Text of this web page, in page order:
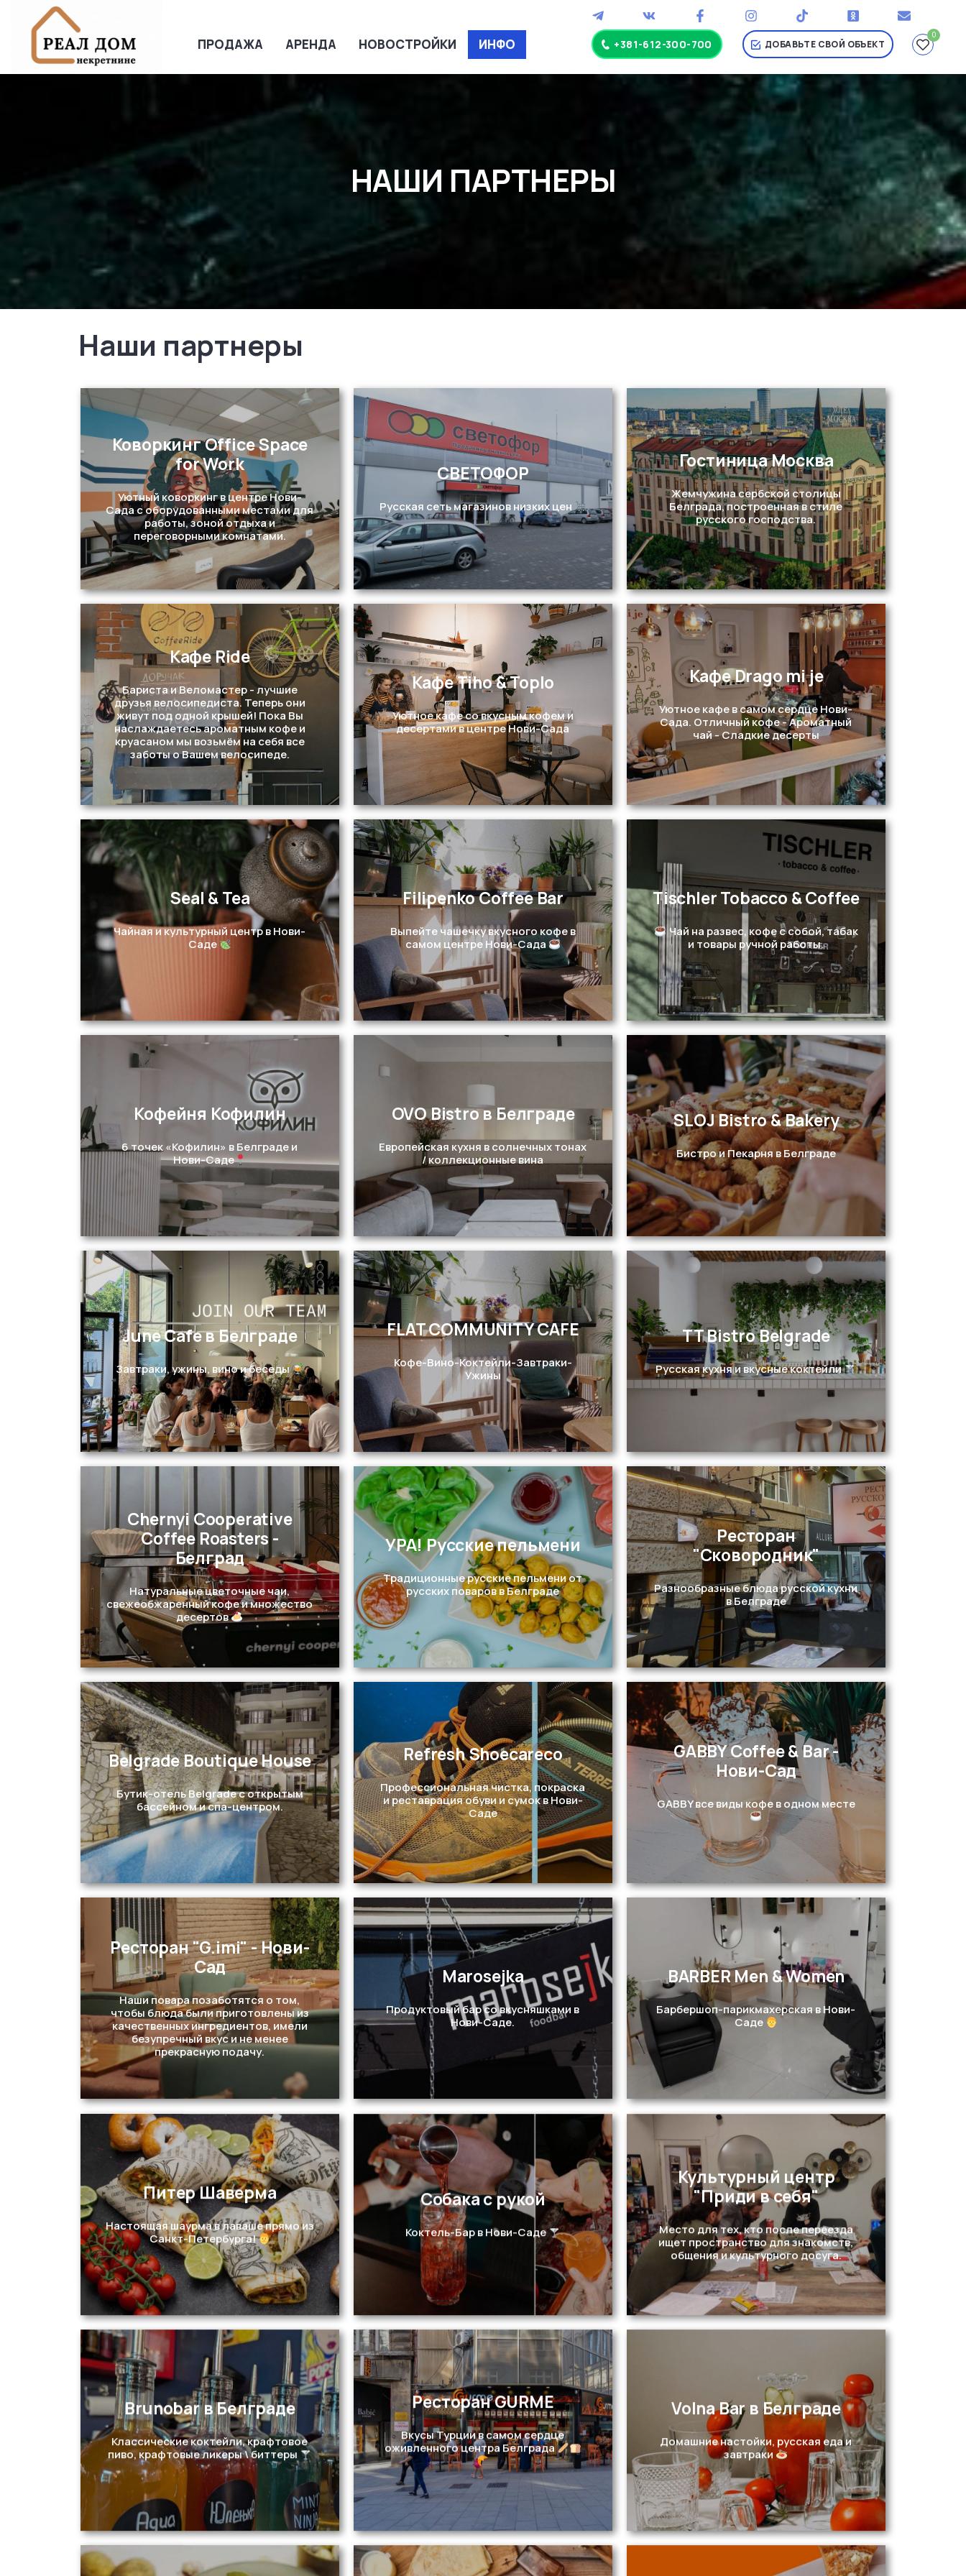
ПРОДАЖА АРЕНДА НОВОСТРОЙКИ ИНФО ДОБАВЬТЕ СВОЙ ОБЪЕКТ
+381-612-300-700
0
НАШИ ПАРТНЕРЫ
Наши партнеры
Коворкинг Office Space
for Work
Уютный коворкинг в центре Нови-
Сада с оборудованными местами для
работы, зоной отдыха и
переговорными комнатами.
Перейти
СВЕТОФОР
Русская сеть магазинов низких цен
Перейти
Гостиница Москва
Жемчужина сербской столицы
Белграда, построенная в стиле
русского господства.
Перейти
Кафе Ride
Бариста и Веломастер - лучшие
друзья велосипедиста. Теперь они
живут под одной крышей! Пока Вы
наслаждаетесь ароматным кофе и
круасаном мы возьмём на себя все
заботы о Вашем велосипеде.
Перейти
Кафе Tiho & Toplo
Уютное кафе со вкусным кофем и
десертами в центре Нови-Сада
Кафе Drago mi je
Уютное кафе в самом сердце Нови-
Сада. Отличный кофе - Ароматный
чай - Сладкие десерты
Перейти
Seal & Tea
Чайная и культурный центр в Нови-
Саде
Filipenko Coffee Bar
Выпейте чашечку вкусного кофе в
самом центре Нови-Сада
Tischler Tobacco & Coffee
Чай на развес, кофе с собой, табак
и товары ручной работы.
Перейти
Кофейня Кофилин
6 точек «Кофилин» в Белграде и
Нови-Саде
Перейти
OVO Bistro в Белграде
Европейская кухня в солнечных тонах
/ коллекционные вина
SLOJ Bistro & Bakery
Бистро и Пекарня в Белграде
Перейти
June Cafe в Белграде
Завтраки, ужины, вино и беседы
Перейти
FLAT COMMUNITY CAFE
Кофе-Вино-Коктейли-Завтраки-
Ужины
Перейти
TT Bistro Belgrade
Русская кухня и вкусные коктейли
Перейти
Chernyi Cooperative
Coffee Roasters -
Белград
Натуральные цветочные чаи,
свежеобжаренный кофе и множество
десертов
Перейти
УРА! Русские пельмени
Традиционные русские пельмени от
русских поваров в Белграде
Перейти
Ресторан
"Сковородник"
Разнообразные блюда русской кухни
в Белграде
Перейти
Belgrade Boutique House
Бутик-отель Belgrade с открытым
бассейном и спа-центром.
Перейти
Refresh Shoecareco
Профессиональная чистка, покраска
и реставрация обуви и сумок в Нови-
Саде
Перейти
GABBY Coffee & Bar -
Нови-Сад
GABBY все виды кофе в одном месте
Перейти
Ресторан "G.imi" - Нови-
Сад
Наши повара позаботятся о том,
чтобы блюда были приготовлены из
качественных ингредиентов, имели
безупречный вкус и не менее
прекрасную подачу.
Перейти
Marosejka
Продуктовый бар со вкусняшками в
Нови-Саде.
Перейти
BARBER Men & Women
Барбершоп-парикмахерская в Нови-
Саде
Перейти
Питер Шаверма
Настоящая шаурма в лаваше прямо из
Санкт-Петербурга!
Перейти
Собака с рукой
Коктель-Бар в Нови-Саде
Перейти
Культурный центр
"Приди в себя"
Место для тех, кто после переезда
ищет пространство для знакомств,
общения и культурного досуга.
Перейти
Brunobar в Белграде
Классические коктейли, крафтовое
пиво, крафтовые ликеры \ биттеры
Ресторан GURME
Вкусы Турции в самом сердце
оживленного центра Белграда
Volna Bar в Белграде
Домашние настойки, русская еда и
завтраки